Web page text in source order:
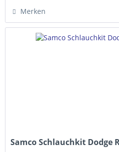
Merken
Samco Schlauchkit Dodge